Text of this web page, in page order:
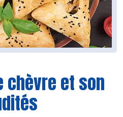
chèvre et son